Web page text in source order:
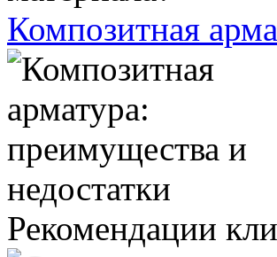
Композитная
Рекомендации